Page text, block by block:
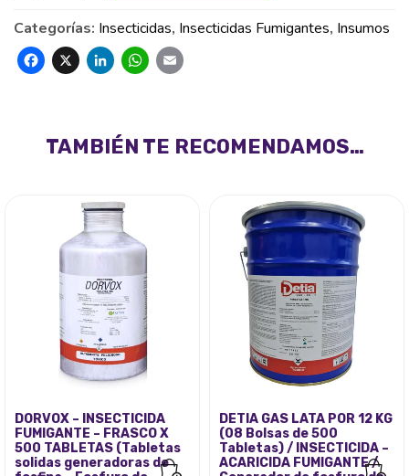
Categorías: Insecticidas, Insecticidas Fumigantes, Insumos
Facebook
X LinkedIn
WhatsApp
TAMBIÉN TE RECOMENDAMOS…
DORVOX – INSECTICIDA
FUMIGANTE – FRASCO X
500 TABLETAS (Tabletas
solidas generadoras de
DETIA GAS LATA POR 12 KG
(08 Bolsas de 500
Tabletas) / INSECTICIDA –
ACARICIDA FUMIGANTE /